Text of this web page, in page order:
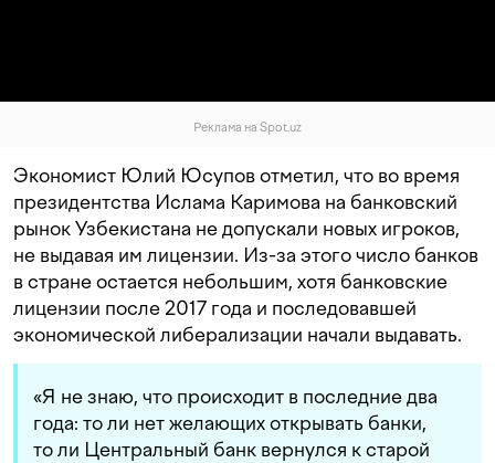
Реклама на Spot.uz
Экономист Юлий Юсупов отметил, что во время
президентства Ислама Каримова на банковский
рынок Узбекистана не допускали новых игроков,
не выдавая им лицензии. Из-за этого число банков
в стране остается небольшим, хотя банковские
лицензии после 2017 года и последовавшей
экономической либерализации начали выдавать.
«Я не знаю, что происходит в последние два
года: то ли нет желающих открывать банки,
то ли Центральный банк вернулся к старой